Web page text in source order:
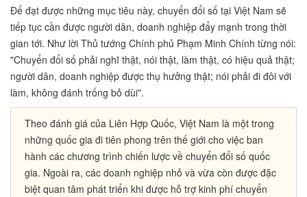
Để đạt được những mục tiêu này, chuyển đổi số tại Việt Nam sẽ
tiếp tục cần được người dân, doanh nghiệp đẩy mạnh trong thời
gian tới. Như lời Thủ tướng Chính phủ Phạm Minh Chính từng nói:
"Chuyển đổi số phải nghĩ thật, nói thật, làm thật, có hiệu quả thật;
người dân, doanh nghiệp được thụ hưởng thật; nói phải đi đôi với
làm, không đánh trống bỏ dùi".
Theo đánh giá của Liên Hợp Quốc, Việt Nam là một trong
những quốc gia đi tiên phong trên thế giới cho việc ban
hành các chương trình chiến lược về chuyển đổi số quốc
gia. Ngoài ra, các doanh nghiệp nhỏ và vừa còn được đặc
biệt quan tâm phát triển khi được hỗ trợ kinh phí chuyển